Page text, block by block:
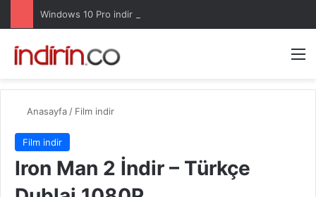
Windows 10 Pro indir – Türkçe – Güncel 2025
Anasayfa / Film indir
Film indir
Iron Man 2 İndir – Türkçe